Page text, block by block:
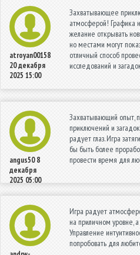
atroyan00158
20 декабря
2025 15:00
Захватывающее
атмосферой! Графика
желание открывать
но местами могут
отличный способ
исследований и
angus50 8
декабря
2025 05:00
Захватывающий опыт,
приключений и
радует глаз. Игра
бы быть более
провести время для
Игра радует
на приличном уровне,
Управление
попробовать для